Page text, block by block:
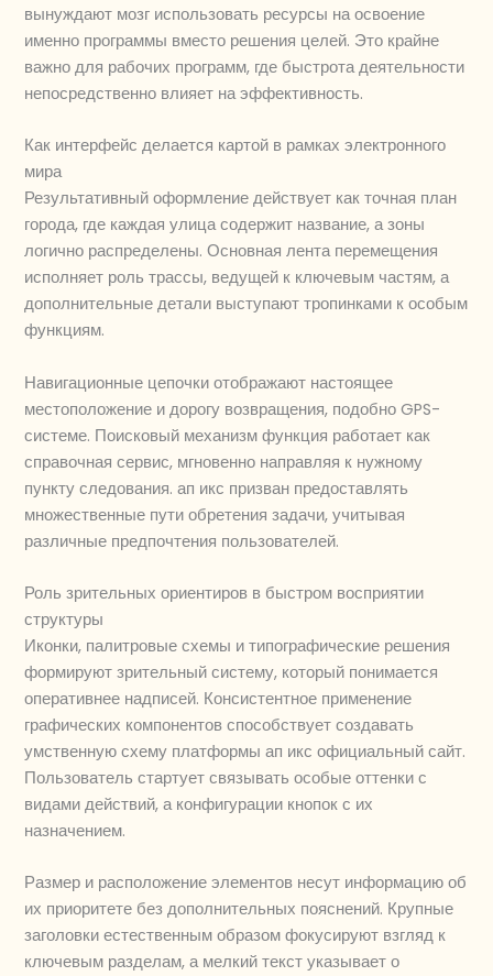
вынуждают мозг использовать ресурсы на освоение
именно программы вместо решения целей. Это крайне
важно для рабочих программ, где быстрота деятельности
непосредственно влияет на эффективность.
Как интерфейс делается картой в рамках электронного
мира
Результативный оформление действует как точная план
города, где каждая улица содержит название, а зоны
логично распределены. Основная лента перемещения
исполняет роль трассы, ведущей к ключевым частям, а
дополнительные детали выступают тропинками к особым
функциям.
Навигационные цепочки отображают настоящее
местоположение и дорогу возвращения, подобно GPS-
системе. Поисковый механизм функция работает как
справочная сервис, мгновенно направляя к нужному
пункту следования. ап икс призван предоставлять
множественные пути обретения задачи, учитывая
различные предпочтения пользователей.
Роль зрительных ориентиров в быстром восприятии
структуры
Иконки, палитровые схемы и типографические решения
формируют зрительный систему, который понимается
оперативнее надписей. Консистентное применение
графических компонентов способствует создавать
умственную схему платформы ап икс официальный сайт.
Пользователь стартует связывать особые оттенки с
видами действий, а конфигурации кнопок с их
назначением.
Размер и расположение элементов несут информацию об
их приоритете без дополнительных пояснений. Крупные
заголовки естественным образом фокусируют взгляд к
ключевым разделам, а мелкий текст указывает о